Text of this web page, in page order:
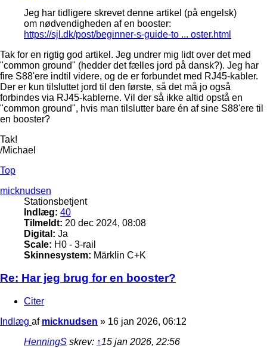
Jeg har tidligere skrevet denne artikel (på engelsk)
om nødvendigheden af en booster:
https://sjl.dk/post/beginner-s-guide-to ... oster.html
Tak for en rigtig god artikel. Jeg undrer mig lidt over det med
"common ground" (hedder det fælles jord på dansk?). Jeg har
fire S88'ere indtil videre, og de er forbundet med RJ45-kabler.
Der er kun tilsluttet jord til den første, så det må jo også
forbindes via RJ45-kablerne. Vil der så ikke altid opstå en
"common ground", hvis man tilslutter bare én af sine S88'ere til
en booster?
Tak!
/Michael
Top
micknudsen
Stationsbetjent
Indlæg: 40
Tilmeldt: 20 dec 2024, 08:08
Digital: Ja
Scale: H0 - 3-rail
Skinnesystem: Märklin C+K
Re: Har jeg brug for en booster?
Citer
Indlæg af micknudsen » 16 jan 2026, 06:12
HenningS skrev: ↑15 jan 2026, 22:56